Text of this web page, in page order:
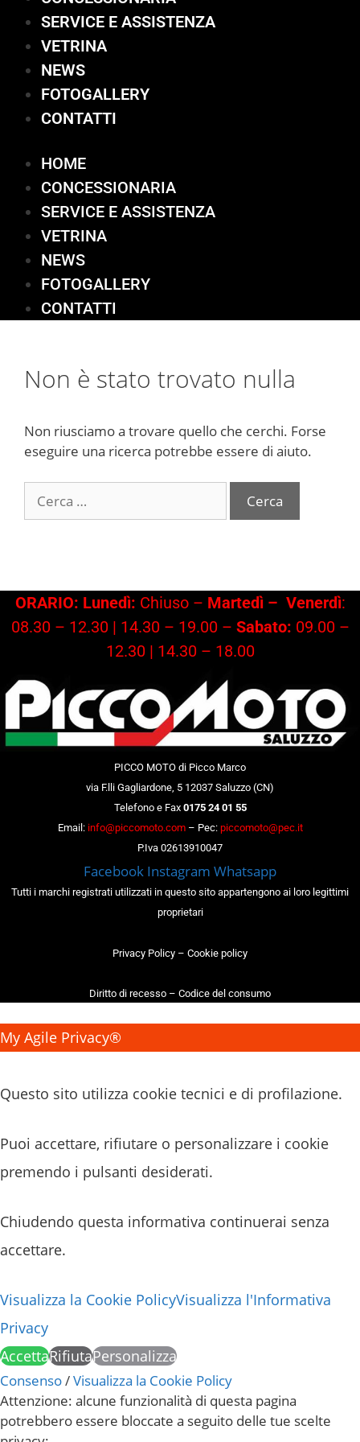
SERVICE E ASSISTENZA
VETRINA
NEWS
FOTOGALLERY
CONTATTI
HOME
CONCESSIONARIA
SERVICE E ASSISTENZA
VETRINA
NEWS
FOTOGALLERY
CONTATTI
Non è stato trovato nulla
Non riusciamo a trovare quello che cerchi. Forse
eseguire una ricerca potrebbe essere di aiuto.
per:
ORARIO: Lunedì: Chiuso – Martedì – Venerdì:
08.30 – 12.30 | 14.30 – 19.00 – Sabato: 09.00 –
12.30 | 14.30 – 18.00
PICCO MOTO di Picco Marco
via F.lli Gagliardone, 5 12037 Saluzzo (CN)
Telefono e Fax 0175 24 01 55
Email: info@piccomoto.com– Pec: piccomoto@pec.it
P.Iva 02613910047
Facebook Instagram Whatsapp
Tutti i marchi registrati utilizzati in questo sito appartengono ai loro legittimi
proprietari
Privacy Policy – Cookie policy
Diritto di recesso – Codice del consumo
My Agile Privacy®
Questo sito utilizza cookie tecnici e di profilazione.
Puoi accettare, rifiutare o personalizzare i cookie
premendo i pulsanti desiderati.
Chiudendo questa informativa continuerai senza
accettare.
Visualizza la Cookie PolicyVisualizza l'Informativa
Privacy
AccettaRifiutaPersonalizza
Consenso/Visualizza la Cookie Policy
Attenzione: alcune funzionalità di questa pagina
potrebbero essere bloccate a seguito delle tue scelte